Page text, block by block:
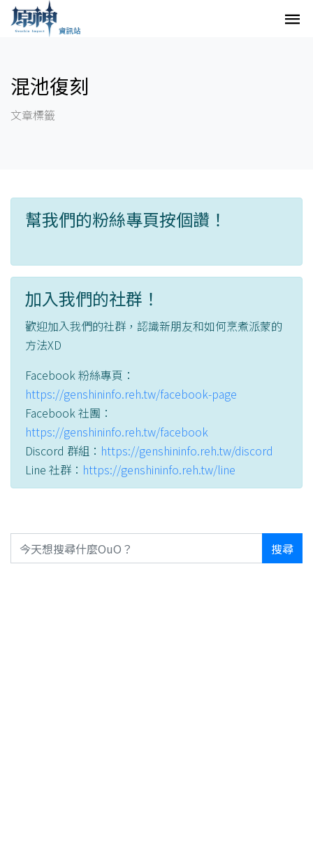
混池復刻
文章標籤
幫我們的粉絲專頁按個讚！
加入我們的社群！
歡迎加入我們的社群，認識新朋友和如何烹煮派蒙的
方法XD
Facebook 粉絲專頁：
https://genshininfo.reh.tw/facebook-page
Facebook 社團：
https://genshininfo.reh.tw/facebook
Discord 群組： https://genshininfo.reh.tw/discord
Line 社群： https://genshininfo.reh.tw/line
搜尋